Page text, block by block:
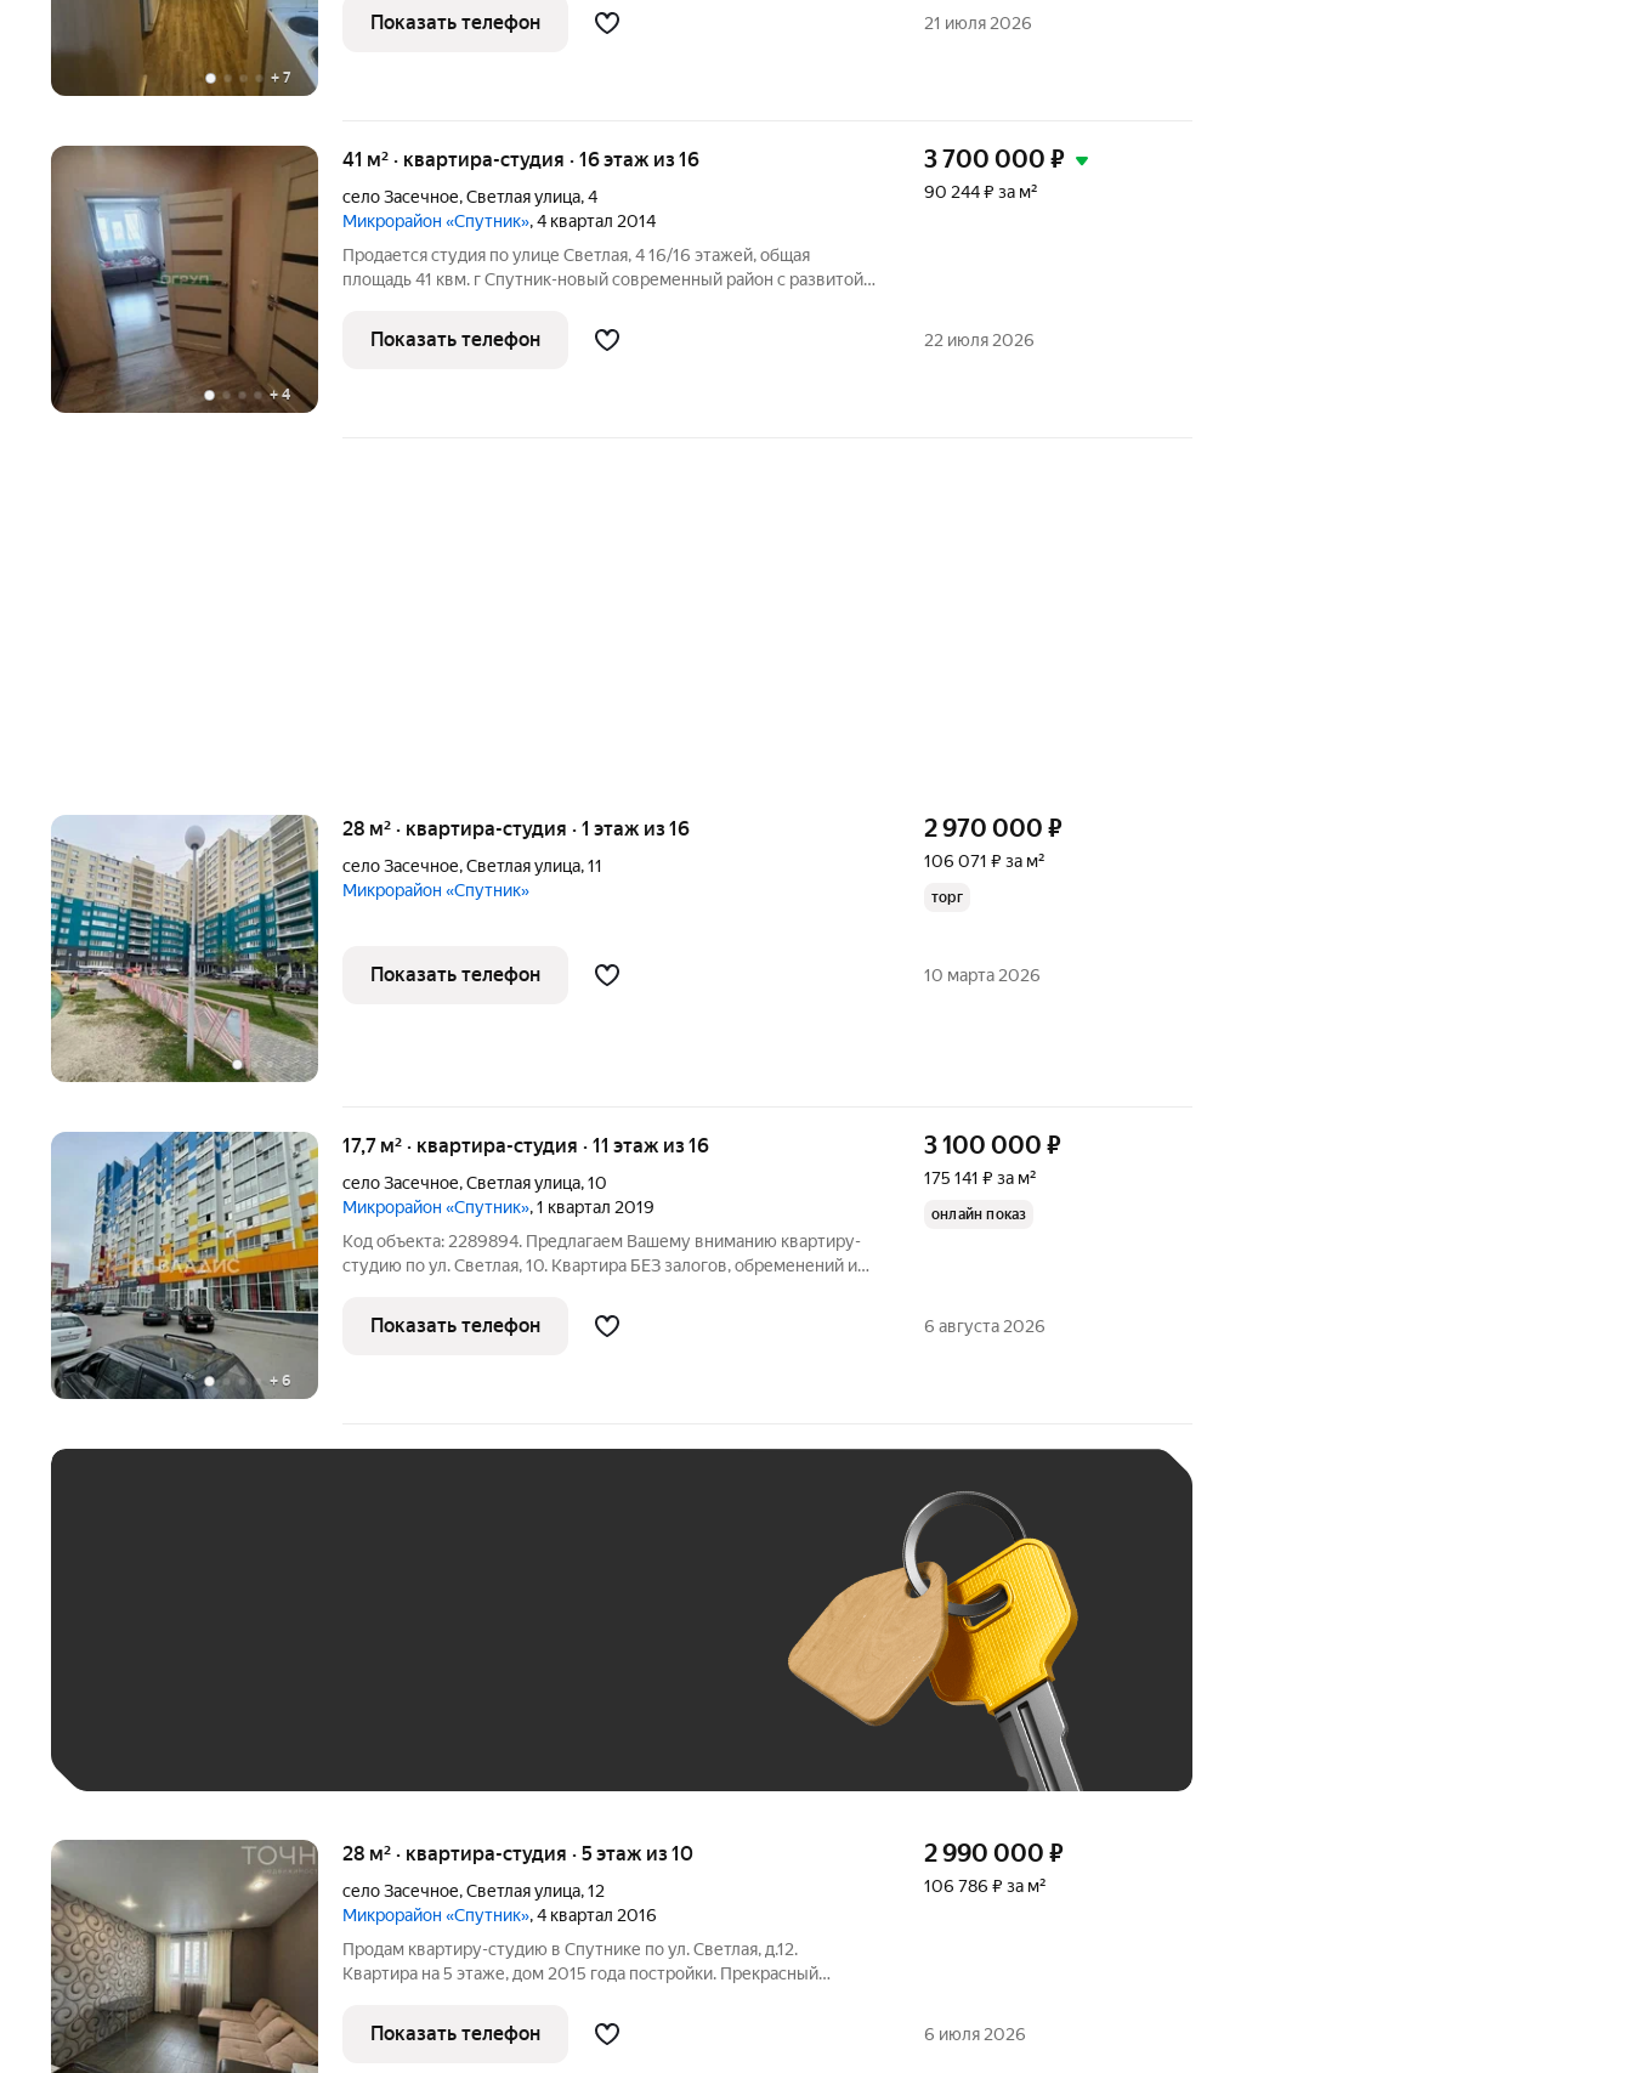
+ 7
оборудована всем для комфортного проживания. Площадь 28/23,7
квадратных
Показать телефон 21 июля 2026
+ 4
41 м² · квартира-студия · 16 этаж из 16
село Засечное,Светлая улица,4
Микрорайон «Спутник», 4 квартал 2014
Продается студия по улице Светлая, 4 16/16 этажей, общая
площадь 41 квм. г Спутник-новый современный район с развитой
продается полностью мебелированная! Показ в любое удобное
время! Торг при
3 700 000 ₽
90 244 ₽ за м²
Показать телефон 22 июля 2026
28 м² · квартира-студия · 1 этаж из 16
село Засечное,Светлая улица,11
Микрорайон «Спутник»
2 970 000 ₽
106 071 ₽ за м²
торг
Показать телефон 10 марта 2026
+ 6
17,7 м² · квартира-студия · 11 этаж из 16
село Засечное,Светлая улица,10
Микрорайон «Спутник», 1 квартал 2019
Код объекта: 2289894. Предлагаем Вашему вниманию квартиру-
студию по ул. Светлая, 10. Квартира БЕЗ залогов, обременений и
договоре. Чистая продажа - быстрый выход на сделку. Готовы к
3 100 000 ₽
175 141 ₽ за м²
онлайн показ
Показать телефон 6 августа 2026
28 м² · квартира-студия · 5 этаж из 10
село Засечное,Светлая улица,12
Микрорайон «Спутник», 4 квартал 2016
Продам квартиру-студию в Спутнике по ул. Светлая, д.12.
Квартира на 5 этаже, дом 2015 года постройки. Прекрасный
кв.м. - Жилая площадь 15 кв.м. - Потолки натяжные с точечным
освещением -
2 990 000 ₽
106 786 ₽ за м²
Показать телефон 6 июля 2026